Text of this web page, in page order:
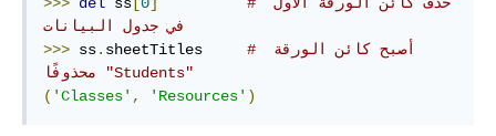
في جدول البيانات
>>> ss. sheetTitles # ‫أصبح كائن الورقة
"Students" محذوفًا
( 'Classes' , 'Resources' )